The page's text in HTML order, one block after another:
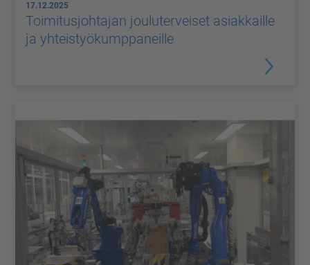
17.12.2025
Toimitusjohtajan jouluterveiset asiakkaille
ja yhteistyökumppaneille